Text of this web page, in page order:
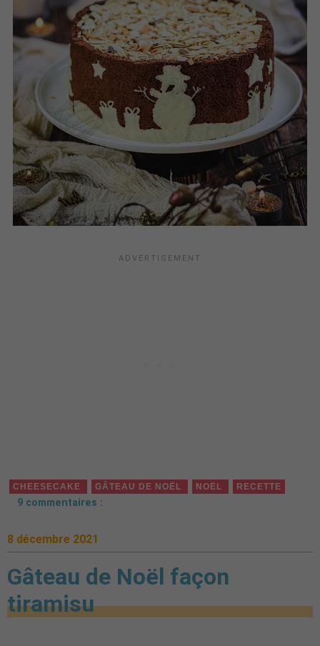
CHEESECAKE GÂTEAU DE NOËL NOËL RECETTE
9 commentaires :
8 décembre 2021
Gâteau de Noël façon
tiramisu